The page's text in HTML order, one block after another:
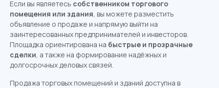
Если вы являетесь собственником торгового
помещения или здания, вы можете разместить
объявление о продаже и напрямую выйти на
заинтересованных предпринимателей и инвесторов.
Площадка ориентирована на быстрые и прозрачные
сделки, а также на формирование надёжных и
долгосрочных деловых связей.
Продажа торговых помещений и зданий доступна в